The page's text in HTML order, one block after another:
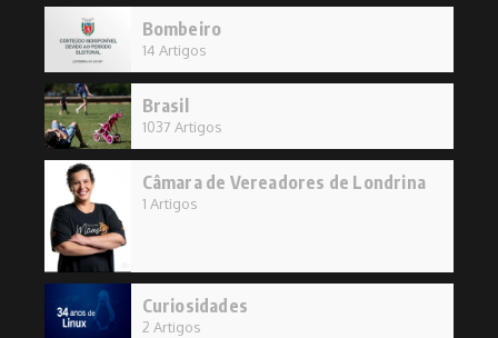
Bombeiro
14 Artigos
Brasil
1037 Artigos
Câmara de Vereadores de Londrina
1 Artigos
Curiosidades
2 Artigos